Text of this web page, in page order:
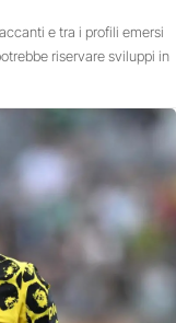
e tra i profili emersi
riservare sviluppi in